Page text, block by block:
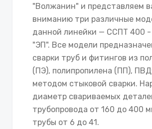
"Волжанин" и представляем
вниманию три различные
данной линейки — ССПТ 400 -
"ЭП". Все модели
сварки труб и фитингов из
(ПЭ), полипропилена (ПП),
методом стыковой сварки.
диаметр свариваемых
трубопровода от 160 до 400
трубы от 6 до 41.